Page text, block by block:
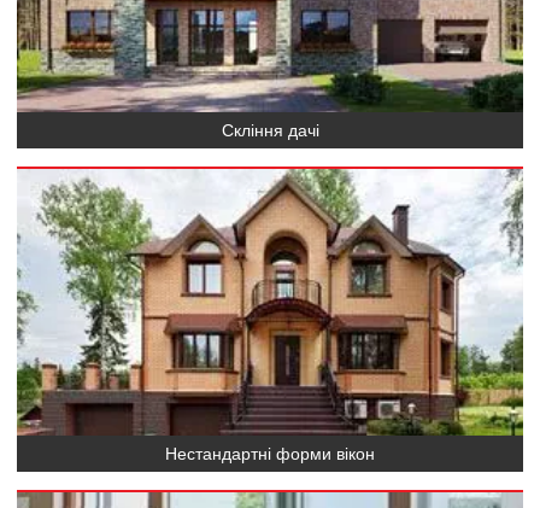
Вікна в області
За призначенням
Декор
Євровікна
Пластикові вікна
Ламінація вікон
Ламінація Woodec
Скління дачі
Нестандартні форми вікон